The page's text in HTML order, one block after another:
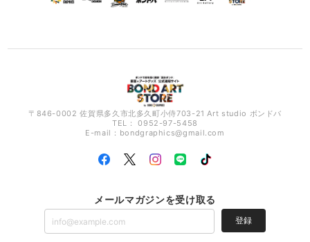
〒846-0002 佐賀県多久市北多久町小侍703-21 Art studio ボンドバ
TEL： 0952-97-5458
E-mail： bondgraphics@gmail.com
メールマガジンを受け取る
登録